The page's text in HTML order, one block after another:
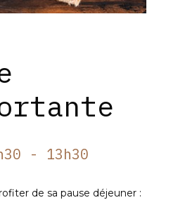
- 13h30
de sa pause déjeuner :